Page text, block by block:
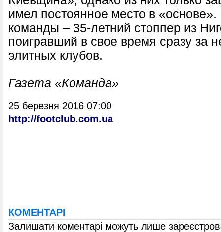
имел постоянное место в
команды – 35-летний стоппер из
поигравший в свое время сразу за
элитных клубов.
Газета «Команда»
25 березня 2016 07:00
http://footclub.com.ua
КОМЕНТАРІ
Залишати коментарі можуть лише